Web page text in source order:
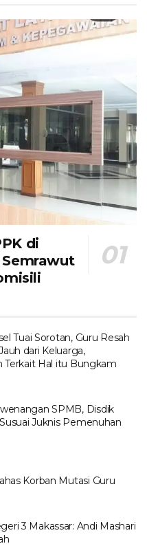
di
Tuai Sorotan, Guru Resah
dari Keluarga,
Terkait Hal itu Bungkam
SPMB, Disdik
Juknis Pemenuhan
Korban Mutasi Guru
3 Makassar: Andi Mashari